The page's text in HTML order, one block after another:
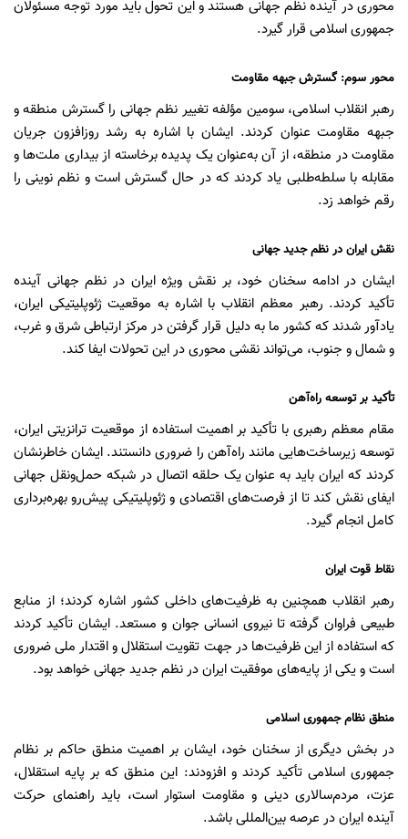
محوری در آینده نظم جهانی هستند و این تحول باید مورد توجه مسئولان
جمهوری اسلامی قرار گیرد.
محور سوم: گسترش جبهه مقاومت
رهبر انقلاب اسلامی، سومین مؤلفه تغییر نظم جهانی را گسترش منطقه و
جبهه مقاومت عنوان کردند. ایشان با اشاره به رشد روزافزون جریان
مقاومت در منطقه، از آن به‌عنوان یک پدیده برخاسته از بیداری ملت‌ها و
مقابله با سلطه‌طلبی یاد کردند که در حال گسترش است و نظم نوینی را
رقم خواهد زد.
نقش ایران در نظم جدید جهانی
ایشان در ادامه سخنان خود، بر نقش ویژه ایران در نظم جهانی آینده
تأکید کردند. رهبر معظم انقلاب با اشاره به موقعیت ژئوپلیتیکی ایران،
یادآور شدند که کشور ما به دلیل قرار گرفتن در مرکز ارتباطی شرق و غرب،
و شمال و جنوب، می‌تواند نقشی محوری در این تحولات ایفا کند.
تأکید بر توسعه راه‌آهن
مقام معظم رهبری با تأکید بر اهمیت استفاده از موقعیت ترانزیتی ایران،
توسعه زیرساخت‌هایی مانند راه‌آهن را ضروری دانستند. ایشان خاطرنشان
کردند که ایران باید به عنوان یک حلقه اتصال در شبکه حمل‌ونقل جهانی
ایفای نقش کند تا از فرصت‌های اقتصادی و ژئوپلیتیکی پیش‌رو بهره‌برداری
کامل انجام گیرد.
نقاط قوت ایران
رهبر انقلاب همچنین به ظرفیت‌های داخلی کشور اشاره کردند؛ از منابع
طبیعی فراوان گرفته تا نیروی انسانی جوان و مستعد. ایشان تأکید کردند
که استفاده از این ظرفیت‌ها در جهت تقویت استقلال و اقتدار ملی ضروری
است و یکی از پایه‌های موفقیت ایران در نظم جدید جهانی خواهد بود.
منطق نظام جمهوری اسلامی
در بخش دیگری از سخنان خود، ایشان بر اهمیت منطق حاکم بر نظام
جمهوری اسلامی تأکید کردند و افزودند: این منطق که بر پایه استقلال،
عزت، مردم‌سالاری دینی و مقاومت استوار است، باید راهنمای حرکت
آینده ایران در عرصه بین‌المللی باشد.